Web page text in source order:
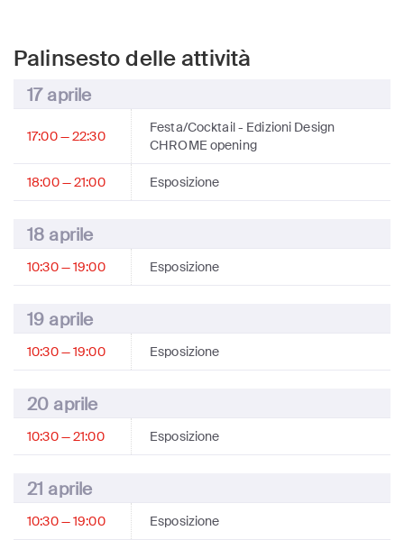
Palinsesto delle attività
17 aprile
17:00 — 22:30
Festa/Cocktail- Edizioni Design
CHROME opening
18:00 — 21:00 Esposizione
18 aprile
10:30 — 19:00 Esposizione
19 aprile
10:30 — 19:00 Esposizione
20 aprile
10:30 — 21:00 Esposizione
21 aprile
10:30 — 19:00 Esposizione